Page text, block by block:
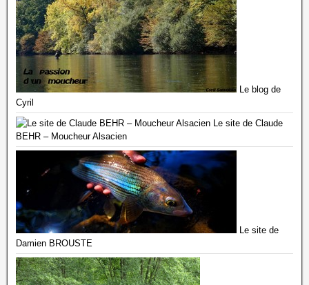
Le blog de
Cyril
Le site de Claude
BEHR – Moucheur Alsacien
Le site de
Damien BROUSTE